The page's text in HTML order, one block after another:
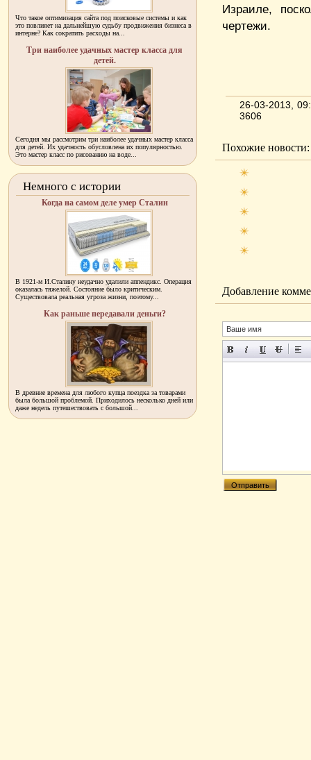
Израиле,
чертежи.
26-03-2013,
3606
Похожие новости:
Добавление
Что такое оптимизация сайта под поисковые системы и как
это повлияет на дальнейшую судьбу продвижения бизнеса в
интерне? Как сократить расходы на...
Три наиболее удачных мастер класса для
детей.
Сегодня мы рассмотрим три наиболее удачных мастер класса
для детей. Их удачность обусловлена их популярностью.
Это мастер класс по рисованию на воде...
Немного с истории
Когда на самом деле умер Сталин
В 1921-м И.Сталину неудачно удалили аппендикс. Операция
оказалась тяжелой. Состояние было критическим.
Существовала реальная угроза жизни, поэтому...
Как раньше передавали деньги?
В древние времена для любого купца поездка за товарами
была большой проблемой. Приходилось несколько дней или
даже недель путешествовать с большой...